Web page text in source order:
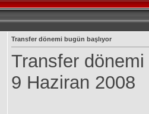
Transfer dönemi bugün başlıyor
Transfer dönemi
9 Haziran 2008